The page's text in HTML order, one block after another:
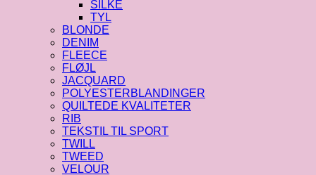
SILKE
TYL
BLONDE
DENIM
FLEECE
FLØJL
JACQUARD
POLYESTERBLANDINGER
QUILTEDE KVALITETER
RIB
TEKSTIL TIL SPORT
TWILL
TWEED
VELOUR